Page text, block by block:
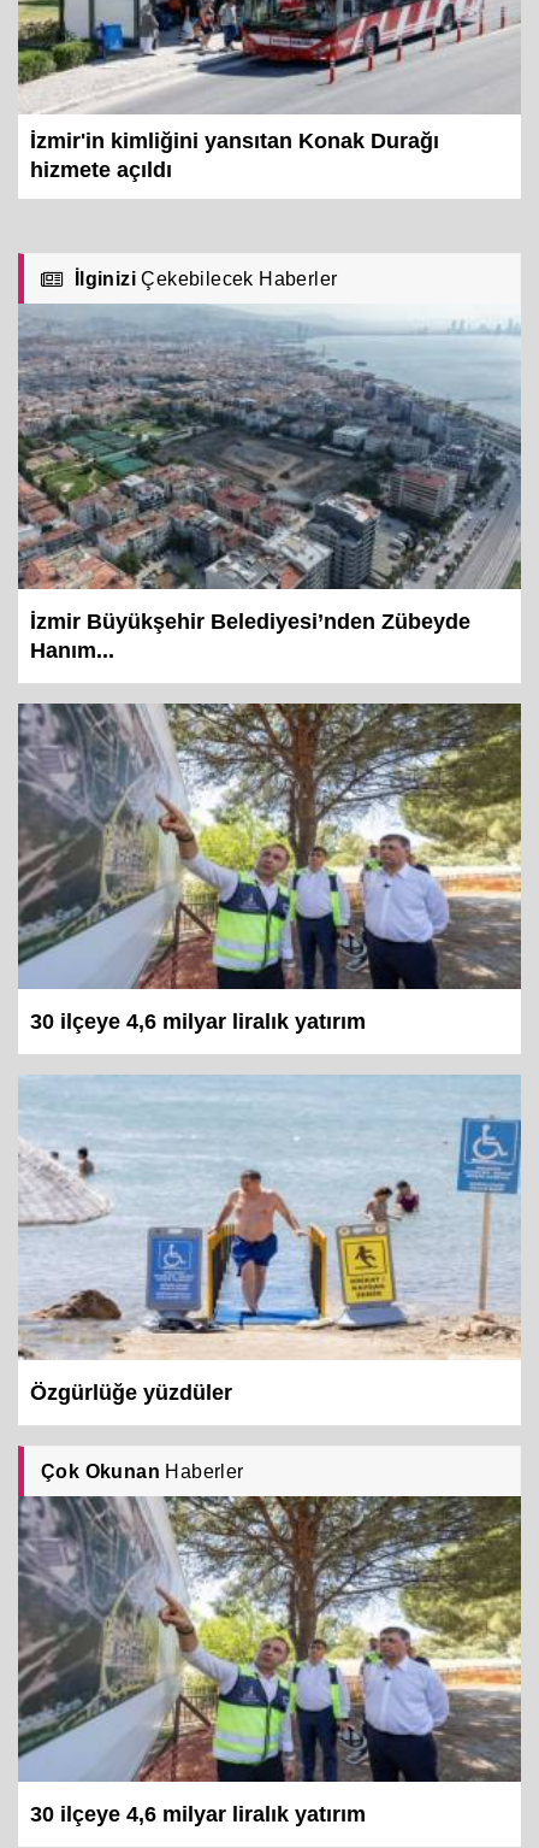
İzmir'in kimliğini yansıtan Konak Durağı
hizmete açıldı
İlginizi Çekebilecek Haberler
İzmir Büyükşehir Belediyesi’nden Zübeyde
Hanım...
30 ilçeye 4,6 milyar liralık yatırım
Özgürlüğe yüzdüler
Çok Okunan Haberler
30 ilçeye 4,6 milyar liralık yatırım